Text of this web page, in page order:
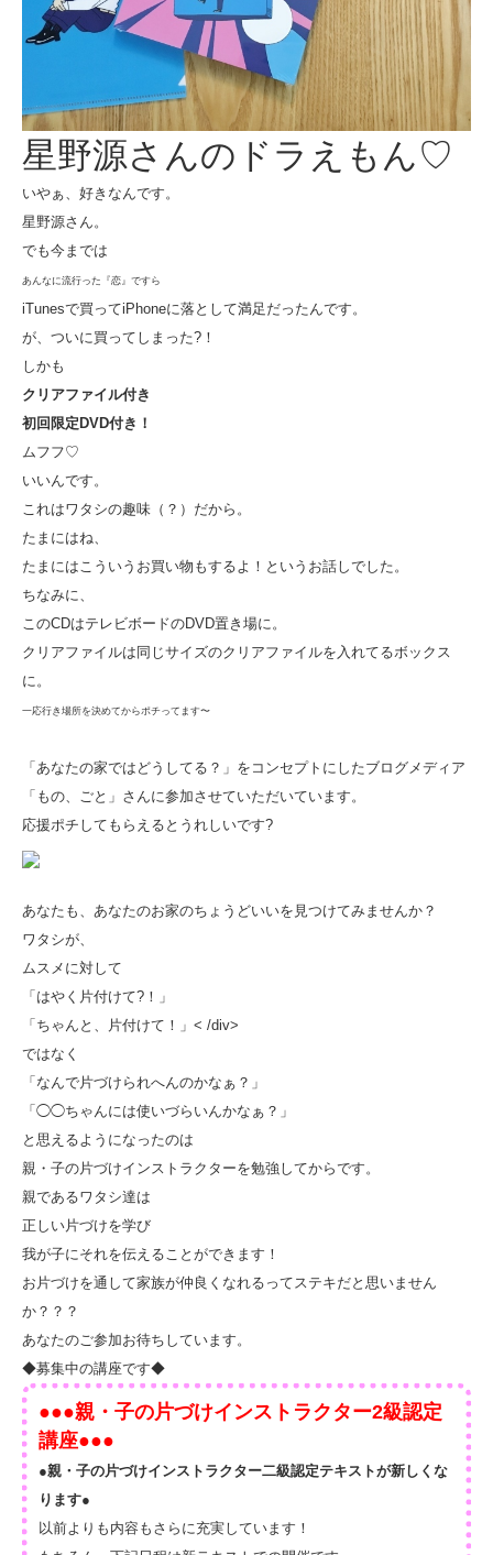
星野源さんのドラえもん♡
いやぁ、好きなんです。
星野源さん。
でも今までは
あんなに流行った『恋』ですら
iTunesで買ってiPhoneに落として満足だったんです。
が、ついに買ってしまった?！
しかも
クリアファイル付き
初回限定DVD付き！
ムフフ♡
いいんです。
これはワタシの趣味（？）だから。
たまにはね、
たまにはこういうお買い物もするよ！というお話しでした。
ちなみに、
このCDはテレビボードのDVD置き場に。
クリアファイルは同じサイズのクリアファイルを入れてるボックス
に。
一応行き場所を決めてからポチってます〜
「あなたの家ではどうしてる？」をコンセプトにしたブログメディア
「もの、ごと」さんに参加させていただいています。
応援ポチしてもらえるとうれしいです?
あなたも、あなたのお家のちょうどいいを見つけてみませんか？
ワタシが、
ムスメに対して
「はやく片付けて?！」
「ちゃんと、片付けて！」< /div>
ではなく
「なんで片づけられへんのかなぁ？」
「◯◯ちゃんには使いづらいんかなぁ？」
と思えるようになったのは
親・子の片づけインストラクターを勉強してからです。
親であるワタシ達は
正しい片づけを学び
我が子にそれを伝えることができます！
お片づけを通して家族が仲良くなれるってステキだと思いません
か？？？
あなたのご参加お待ちしています。
◆募集中の講座です◆
●●●親・子の片づけインストラクター2級認定
講座●●●
●親・子の片づけインストラクター二級認定テキストが新しくな
ります●
以前よりも内容もさらに充実しています！